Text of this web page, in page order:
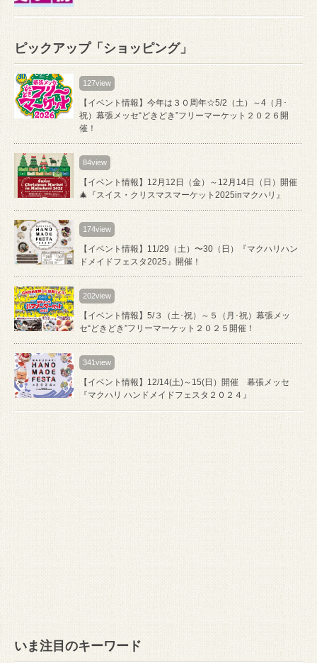
ピックアップ「ショッピング」
127view
【イベント情報】今年は３０周年☆5/2（土）～4（月･
祝）幕張メッセ“どきどき”フリーマーケット２０２６開
催！
84view
【イベント情報】12月12日（金）～12月14日（日）開催
🎄『スイス・クリスマスマーケット2025inマクハリ』
174view
【イベント情報】11/29（土）〜30（日）『マクハリハン
ドメイドフェスタ2025』開催！
202view
【イベント情報】5/３（土･祝）～５（月･祝）幕張メッ
セ“どきどき”フリーマーケット２０２５開催！
341view
【イベント情報】12/14(土)～15(日）開催 幕張メッセ
『マクハリ ハンドメイドフェスタ２０２４』
いま注目のキーワード